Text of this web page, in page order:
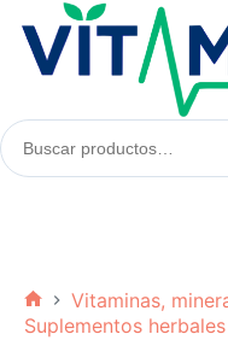
contenido
Buscar
productos:
Inicio
Vitaminas,
Suplementos herbales